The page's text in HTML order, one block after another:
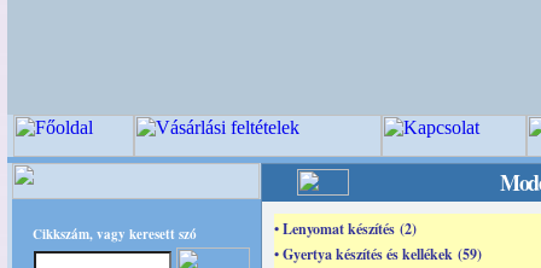
Cikkszám, vagy keresett szó
• Lenyomat készítés (2)
• Gyertya készítés és kellékek (59)